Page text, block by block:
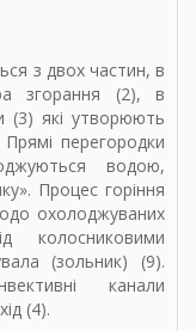
з двох частин, в
згорання (2), в
(3) які утворюють
перегородки
водою,
Процес горіння
охолоджуваних
колосниковими
(зольник) (9).
канали
(4).